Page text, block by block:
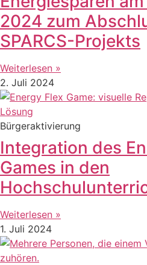
2024 zum
SPARCS-Projekts
Weiterlesen »
2. Juli 2024
Bürgeraktivierung
Integration des
Games in den
Weiterlesen »
1. Juli 2024